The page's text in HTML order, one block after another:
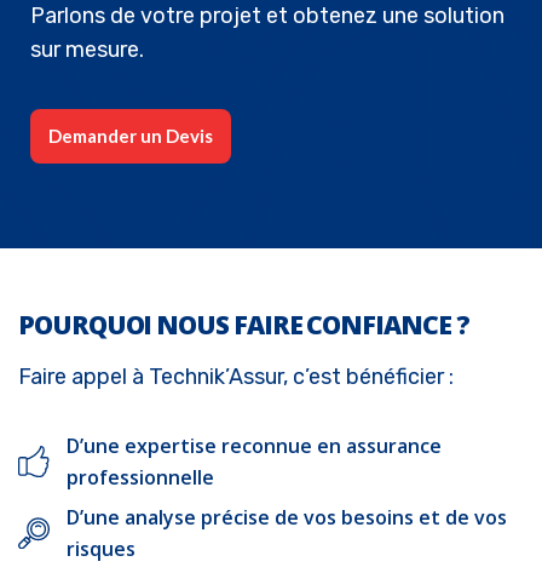
Parlons de votre projet et obtenez une solution
sur mesure.
Demander un Devis
POURQUOI NOUS FAIRE CONFIANCE ?
Faire appel à Technik’Assur, c’est bénéficier :
D’une expertise reconnue en assurance
professionnelle
D’une analyse précise de vos besoins et de vos
risques